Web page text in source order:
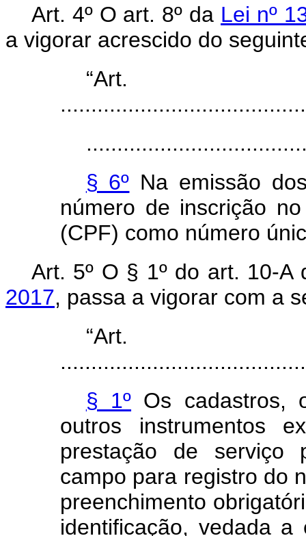
Art. 4º O art. 8º da Lei nº
a vigorar acrescido do
§ 6º Na emissão
número de inscrição
(CPF) como número
Art. 5º O § 1º do art. 10-
2017, passa a vigorar com a
§ 1º Os cadastros,
outros instrumentos
prestação de serviço
campo para registro do
preenchimento
identificação, vedada